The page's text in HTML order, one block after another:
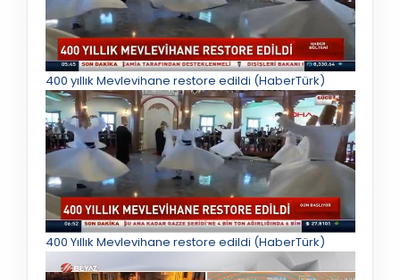
400 yıllık Mevlevihane restore edildi (HaberTürk)
400 Yıllık Mevlevihane restore edildi (HaberTürk)